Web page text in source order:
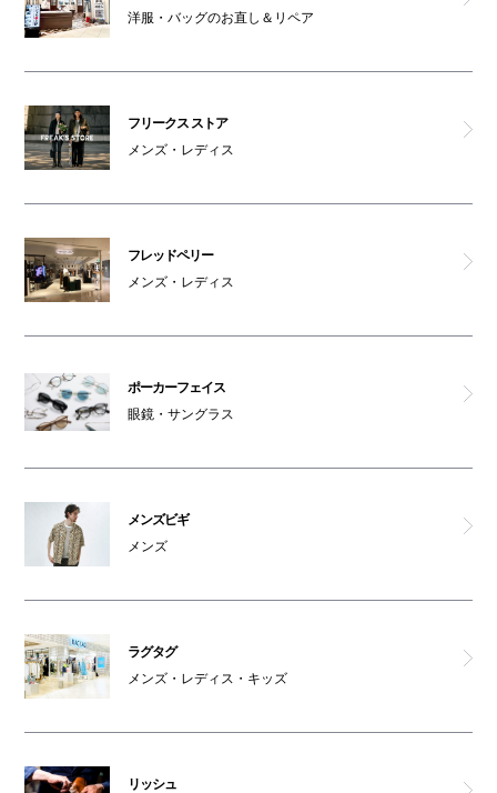
洋服・バッグのお直し＆リペア
フリークス ストア
メンズ・レディス
フレッドペリー
メンズ・レディス
ポーカーフェイス
眼鏡・サングラス
メンズビギ
メンズ
ラグタグ
メンズ・レディス・キッズ
リッシュ